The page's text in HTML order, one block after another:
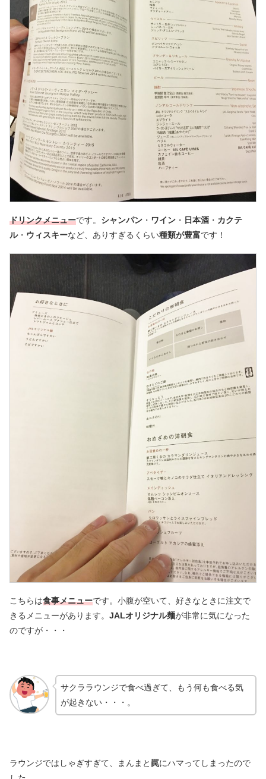
ドリンクメニューです。 シャンパン ・ ワイン ・ 日本酒 ・ カクテ
ル・ ウィスキーなど、ありすぎるくらい種類が豊富です！
こちらは食事メニューです。小腹が空いて、好きなときに注文で
きるメニューがあります。 JALオリジナル麺が非常に気になった
のですが・・・
サクララウンジで食べ過ぎて、もう何も食べる気
が起きない・・・。
ラウンジではしゃぎすぎて、まんまと 罠にハマってしまったので